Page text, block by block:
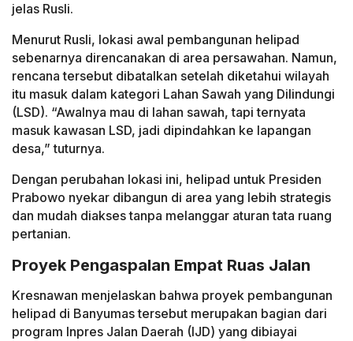
jelas Rusli.
Menurut Rusli, lokasi awal pembangunan helipad
sebenarnya direncanakan di area persawahan. Namun,
rencana tersebut dibatalkan setelah diketahui wilayah
itu masuk dalam kategori Lahan Sawah yang Dilindungi
(LSD). “Awalnya mau di lahan sawah, tapi ternyata
masuk kawasan LSD, jadi dipindahkan ke lapangan
desa,” tuturnya.
Dengan perubahan lokasi ini, helipad untuk Presiden
Prabowo nyekar dibangun di area yang lebih strategis
dan mudah diakses tanpa melanggar aturan tata ruang
pertanian.
Proyek Pengaspalan Empat Ruas Jalan
Kresnawan menjelaskan bahwa proyek pembangunan
helipad di Banyumas tersebut merupakan bagian dari
program Inpres Jalan Daerah (IJD) yang dibiayai